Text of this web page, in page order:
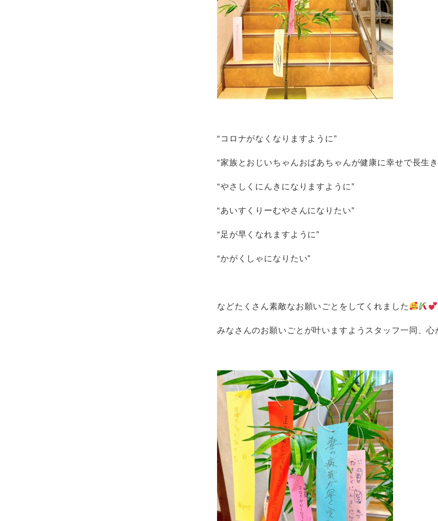
“コロナがなくなりますように”
“家族とおじいちゃんおばあちゃんが健康に幸せで長生
“やさしくにんきになりますように”
“あいすくりーむやさんになりたい”
“足が早くなれますように”
“かがくしゃになりたい”
などたくさん素敵なお願いごとをしてくれました
みなさんのお願いごとが叶いますようスタッフ一同、心